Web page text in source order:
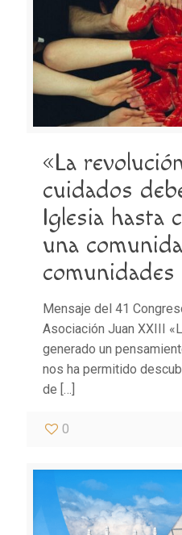
«La
cuidados
Iglesia hasta
una
comunidades
Mensaje del 41
Asociación Juan XXIII
generado un
nos ha permitido
de […]
0